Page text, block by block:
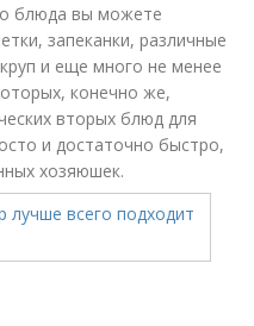
блюда вы можете
запеканки, различные
и еще много не менее
конечно же,
вторых блюд для
и достаточно быстро,
хозяюшек.